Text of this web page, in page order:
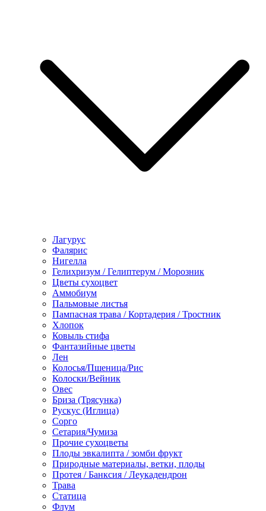
Лагурус
Фалярис
Нигелла
Гелихризум / Гелиптерум / Морозник
Цветы сухоцвет
Аммобиум
Пальмовые листья
Пампасная трава / Кортадерия / Тростник
Хлопок
Ковыль стифа
Фантазийные цветы
Лен
Колосья/Пшеница/Рис
Колоски/Вейник
Овес
Бриза (Трясунка)
Рускус (Иглица)
Сорго
Сетария/Чумиза
Прочие сухоцветы
Плоды эвкалипта / зомби фрукт
Природные материалы, ветки, плоды
Протея / Банксия / Леукадендрон
Трава
Статица
Флум